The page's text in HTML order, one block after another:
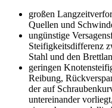
großen
Quellen und
ungünstige
Steifigkeitsdifferenz
Stahl und den
geringen
Reibung,
der auf
untereinander vorliegt,